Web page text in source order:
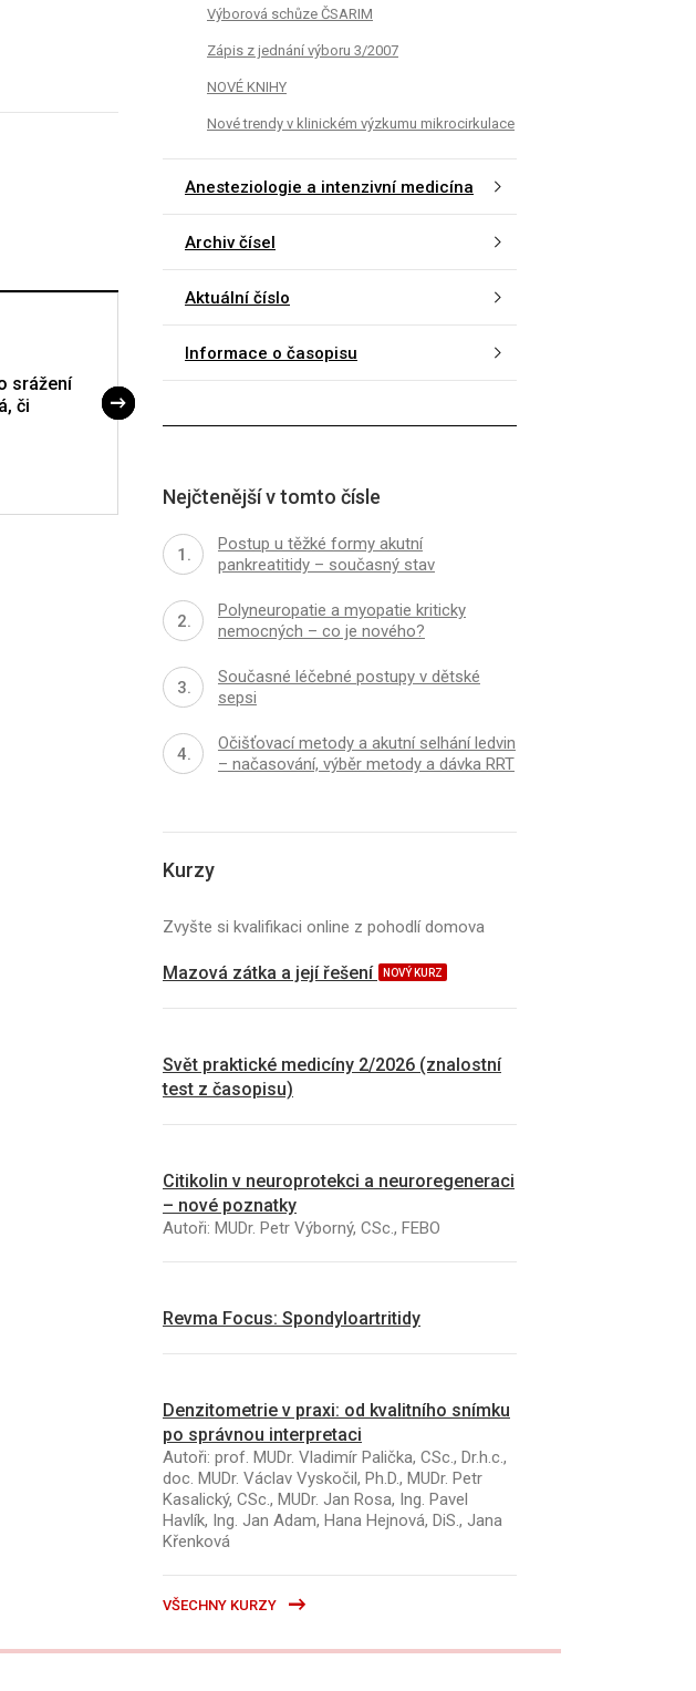
srážení
či
ČLÁNEK
Novinky v UPV v pediatrii
Výborová schůze ČSARIM
Zápis z jednání výboru 3/2007
NOVÉ KNIHY
Nové trendy v klinickém výzkumu mikrocirkulace
Anesteziologie a intenzivní medicína
Archiv čísel
Aktuální číslo
Informace o časopisu
Nejčtenější v tomto čísle
Postup u těžké formy akutní
pankreatitidy – současný stav
Polyneuropatie a myopatie kriticky
nemocných – co je nového?
Současné léčebné postupy v dětské
sepsi
Očišťovací metody a akutní selhání ledvin
– načasování, výběr metody a dávka RRT
Kurzy
Zvyšte si kvalifikaci online z pohodlí domova
Mazová zátka a její řešení NOVÝ KURZ
Svět praktické medicíny 2/2026 (znalostní
test z časopisu)
Citikolin v neuroprotekci a neuroregeneraci
– nové poznatky
Autoři: MUDr. Petr Výborný, CSc., FEBO
Revma Focus: Spondyloartritidy
Denzitometrie v praxi: od kvalitního snímku
po správnou interpretaci
Autoři: prof. MUDr. Vladimír Palička, CSc., Dr.h.c.,
doc. MUDr. Václav Vyskočil, Ph.D., MUDr. Petr
Kasalický, CSc., MUDr. Jan Rosa, Ing. Pavel
Havlík, Ing. Jan Adam, Hana Hejnová, DiS., Jana
Křenková
VŠECHNY KURZY